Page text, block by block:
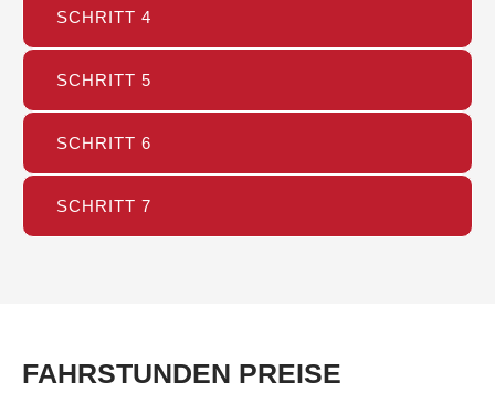
SCHRITT 4
SCHRITT 5
SCHRITT 6
SCHRITT 7
FAHRSTUNDEN PREISE